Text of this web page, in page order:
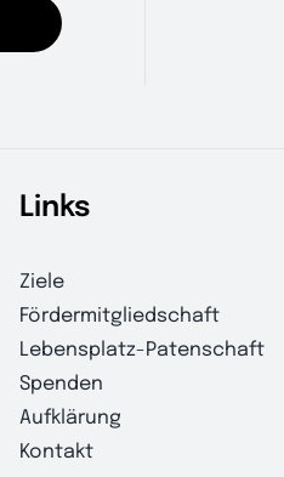
Links
Ziele
Fördermitgliedschaft
Lebensplatz-Patenschaft
Spenden
Aufklärung
Kontakt